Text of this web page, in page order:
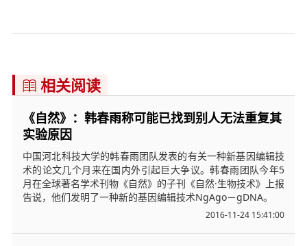
 相关阅读
《自然》：韩春雨称可能已找到别人无法重复其
实验原因
中国河北科技大学的韩春雨团队发表的有关一种新基因编辑技
术的论文几个月来在国内外引起巨大争议。韩春雨团队今年5
月在全球著名学术刊物《自然》的子刊《自然·生物技术》上报
告说，他们发明了一种新的基因编辑技术NgAgo－gDNA。
2016-11-24 15:41:00